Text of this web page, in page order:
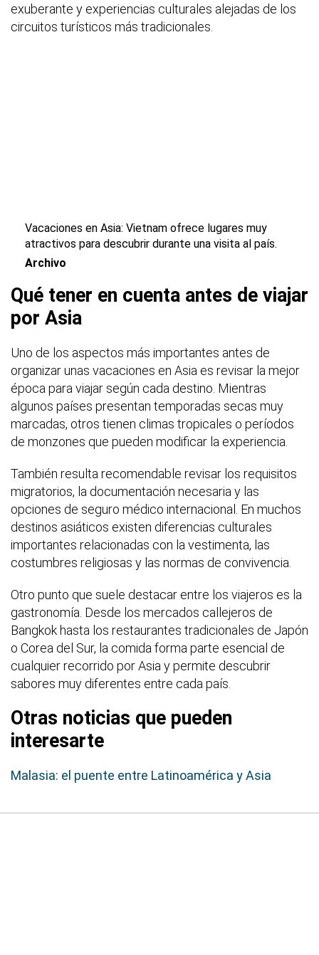
exuberante y experiencias culturales alejadas de los
circuitos turísticos más tradicionales.
Vacaciones en Asia: Vietnam ofrece lugares muy
atractivos para descubrir durante una visita al país.
Archivo
Qué tener en cuenta antes de viajar
por Asia
Uno de los aspectos más importantes antes de
organizar unas vacaciones en Asia es revisar la mejor
época para viajar según cada destino. Mientras
algunos países presentan temporadas secas muy
marcadas, otros tienen climas tropicales o períodos
de monzones que pueden modificar la experiencia.
También resulta recomendable revisar los requisitos
migratorios, la documentación necesaria y las
opciones de seguro médico internacional. En muchos
destinos asiáticos existen diferencias culturales
importantes relacionadas con la vestimenta, las
costumbres religiosas y las normas de convivencia.
Otro punto que suele destacar entre los viajeros es la
gastronomía. Desde los mercados callejeros de
Bangkok hasta los restaurantes tradicionales de Japón
o Corea del Sur, la comida forma parte esencial de
cualquier recorrido por Asia y permite descubrir
sabores muy diferentes entre cada país.
Otras noticias que pueden
interesarte
Malasia: el puente entre Latinoamérica y Asia